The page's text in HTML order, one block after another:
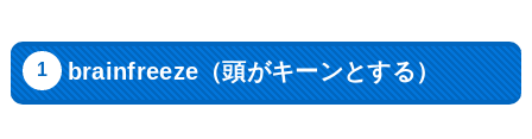
brainfreeze（頭がキーンとする）